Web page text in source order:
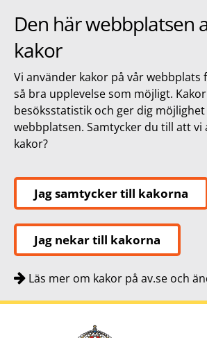
Den här webbplatsen
kakor
Vi använder kakor på vår webbplats
så bra upplevelse som möjligt.
besöksstatistik och ger dig
webbplatsen. Samtycker du till att vi
kakor?
Jag samtycker till kakorna
Jag nekar till kakorna
Läs mer om kakor på av.se och